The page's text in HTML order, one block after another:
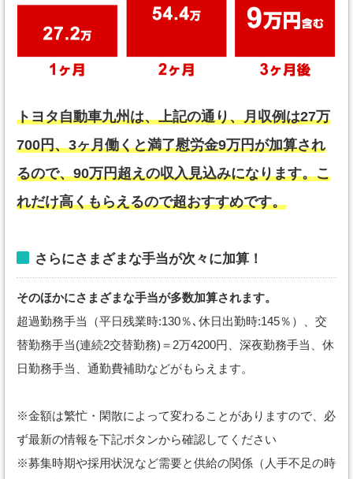
トヨタ自動車九州は、上記の通り、月収例は27万
700円、3ヶ月働くと満了慰労金9万円が加算され
るので、90万円超えの収入見込みになります。こ
れだけ高くもらえるので超おすすめです。
さらにさまざまな手当が次々に加算！
そのほかにさまざまな手当が多数加算されます。
超過勤務手当（平日残業時:130％､休日出勤時:145％）、交
替勤務手当(連続2交替勤務)＝2万4200円、深夜勤務手当、休
日勤務手当、通勤費補助などがもらえます。
※金額は繁忙・閑散によって変わることがありますので、必
ず最新の情報を下記ボタンから確認してください
※募集時期や採用状況など需要と供給の関係（人手不足の時